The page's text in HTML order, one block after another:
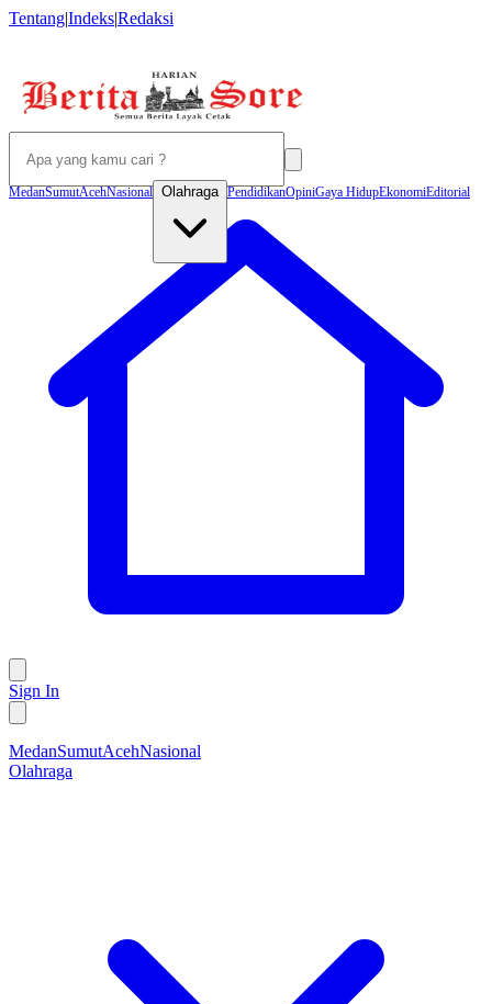
Tentang|Indeks|Redaksi
MedanSumutAcehNasional Olahraga PendidikanOpiniGaya HidupEkonomiEditorial
Sign In
MedanSumutAcehNasional
Olahraga